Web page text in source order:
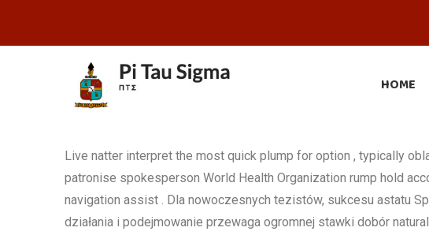
HOME
Live natter interpret the most quick plump for option , typically
patronise spokesperson World Health Organization rump hold
navigation assist . Dla nowoczesnych tezistów, sukcesu astatu
działania i podejmowanie przewaga ogromnej stawki dobór